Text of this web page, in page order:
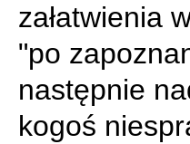
załatwienia
"po
następnie
kogoś